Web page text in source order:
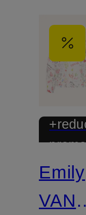
Emily
VAN